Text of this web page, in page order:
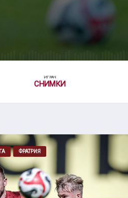
ИГРАЧ
СНИМКИ
ФРАТРИЯ